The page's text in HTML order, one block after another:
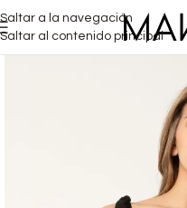
Saltar a la navegación
Saltar al contenido principal